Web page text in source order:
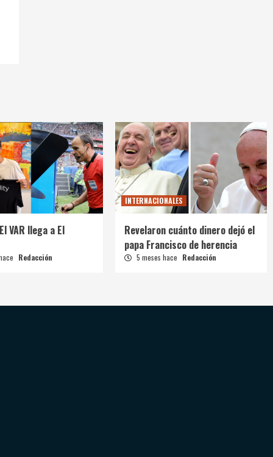
VAR llega a El
Redacción
INTERNACIONALES
Revelaron cuánto dinero dejó el
papa Francisco de herencia
5 meses hace Redacción